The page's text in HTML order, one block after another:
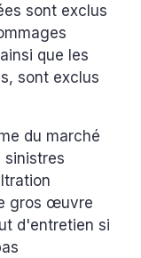
sont exclus
que les
sont exclus
du marché
sinistres
gros œuvre
d'entretien si